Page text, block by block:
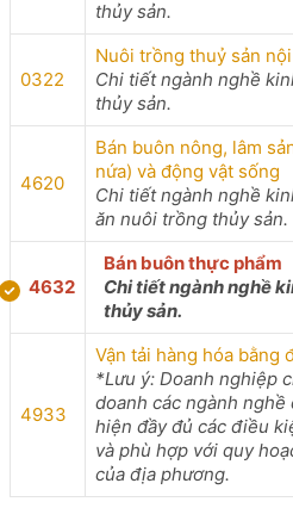
thủy sản.
0322
Nuôi trồng thuỷ sản
Chi tiết ngành nghề
thủy sản.
4620
Bán buôn nông, lâm
nứa) và động vật sống
Chi tiết ngành nghề
ăn nuôi trồng thủy sản.
4632
Bán buôn thực phẩm
Chi tiết ngành nghề
thủy sản.
4933
Vận tải hàng hóa bằng
*Lưu ý: Doanh nghiệp
doanh các ngành
hiện đầy đủ các điều
và phù hợp với quy
của địa phương.